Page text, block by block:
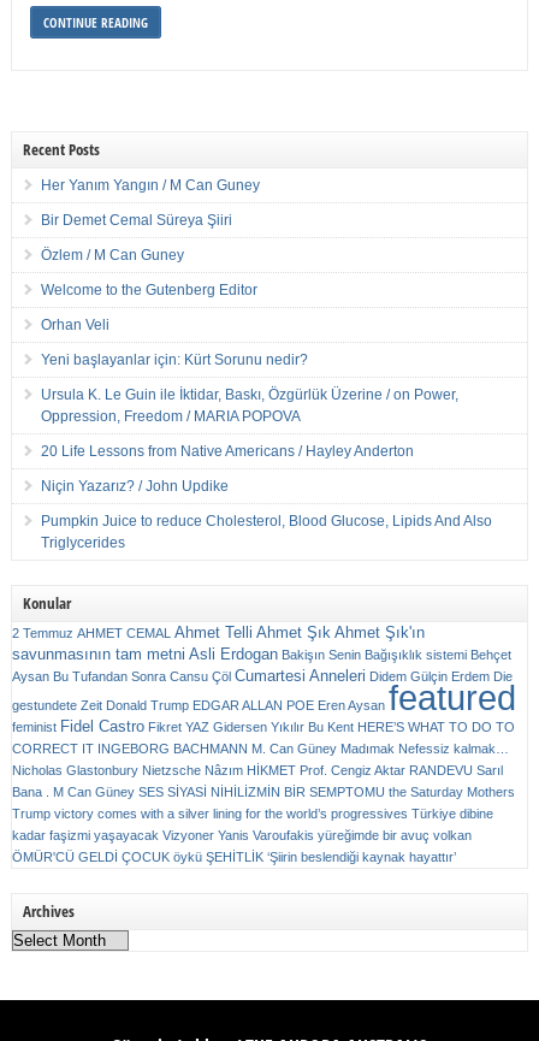
CONTINUE READING
Recent Posts
Her Yanım Yangın / M Can Guney
Bir Demet Cemal Süreya Şiiri
Özlem / M Can Guney
Welcome to the Gutenberg Editor
Orhan Veli
Yeni başlayanlar için: Kürt Sorunu nedir?
Ursula K. Le Guin ile İktidar, Baskı, Özgürlük Üzerine / on Power,
Oppression, Freedom / MARIA POPOVA
20 Life Lessons from Native Americans / Hayley Anderton
Niçin Yazarız? / John Updike
Pumpkin Juice to reduce Cholesterol, Blood Glucose, Lipids And Also
Triglycerides
Konular
2 Temmuz AHMET CEMAL Ahmet Telli Ahmet Şık Ahmet Şık'ın
savunmasının tam metni Asli Erdogan Bakişın Senin Bağışıklık sistemi Behçet
Aysan Bu Tufandan Sonra Cansu Çöl Cumartesi Anneleri Didem Gülçin Erdem Die
gestundete Zeit Donald Trump EDGAR ALLAN POE Eren Aysan featured
feminist Fidel Castro Fikret YAZ Gidersen Yıkılır Bu Kent HERE’S WHAT TO DO TO
CORRECT IT INGEBORG BACHMANN M. Can Güney Madımak Nefessiz kalmak…
Nicholas Glastonbury Nietzsche Nâzım HİKMET Prof. Cengiz Aktar RANDEVU Sarıl
Bana . M Can Güney SES SİYASİ NİHİLİZMİN BİR SEMPTOMU the Saturday Mothers
Trump victory comes with a silver lining for the world’s progressives Türkiye dibine
kadar faşizmi yaşayacak Vizyoner Yanis Varoufakis yüreğimde bir avuç volkan
ÖMÜR'CÜ GELDİ ÇOCUK öykü ŞEHİTLİK ‘Şiirin beslendiği kaynak hayattır’
Archives
Archives